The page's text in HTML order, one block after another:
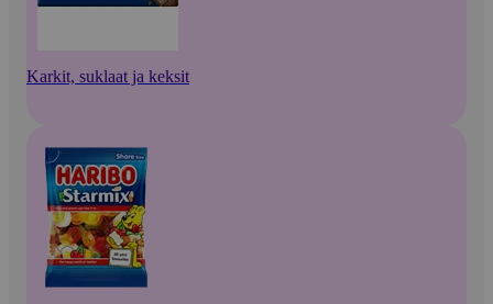
Karkit, suklaat ja keksit